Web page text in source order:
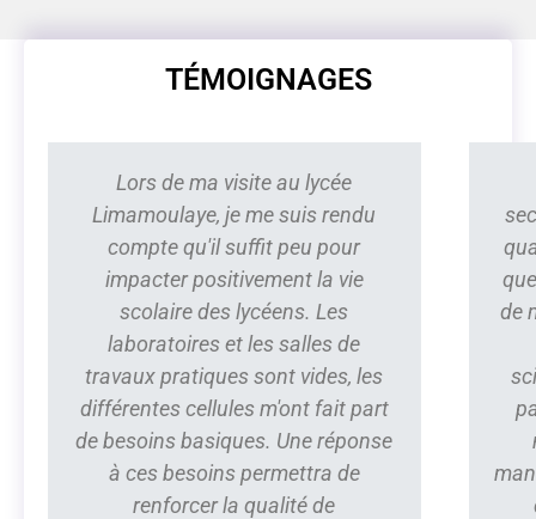
TÉMOIGNAGES
Lors de ma visite au lycée
Limamoulaye, je me suis rendu
compte qu'il suffit peu pour
impacter positivement la vie
scolaire des lycéens. Les
laboratoires et les salles de
travaux pratiques sont vides, les
différentes cellules m'ont fait part
de besoins basiques. Une réponse
à ces besoins permettra de
renforcer la qualité de
de